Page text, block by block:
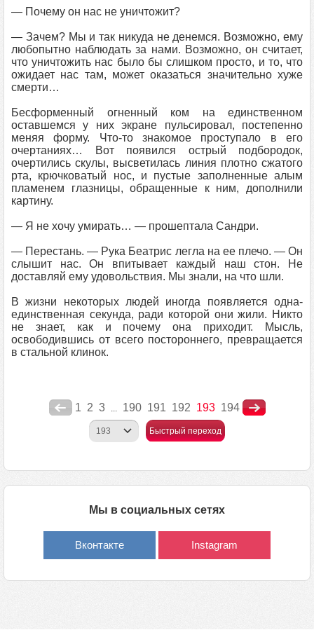
— Почему он нас не уничтожит?
— Зачем? Мы и так никуда не денемся. Возможно, ему
любопытно наблюдать за нами. Возможно, он считает,
что уничтожить нас было бы слишком просто, и то, что
ожидает нас там, может оказаться значительно хуже
смерти…
Бесформенный огненный ком на единственном
оставшемся у них экране пульсировал, постепенно
меняя форму. Что-то знакомое проступало в его
очертаниях… Вот появился острый подбородок,
очертились скулы, высветилась линия плотно сжатого
рта, крючковатый нос, и пустые заполненные алым
пламенем глазницы, обращенные к ним, дополнили
картину.
— Я не хочу умирать… — прошептала Сандри.
— Перестань. — Рука Беатрис легла на ее плечо. — Он
слышит нас. Он впитывает каждый наш стон. Не
доставляй ему удовольствия. Мы знали, на что шли.
В жизни некоторых людей иногда появляется одна-
единственная секунда, ради которой они жили. Никто
не знает, как и почему она приходит. Мысль,
освободившись от всего постороннего, превращается
в стальной клинок.
1 2 3 ... 190 191 192 193 194
Быстрый переход
Мы в социальных сетях
Вконтакте Instagram